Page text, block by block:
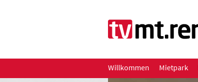
Willkommen Mietpark